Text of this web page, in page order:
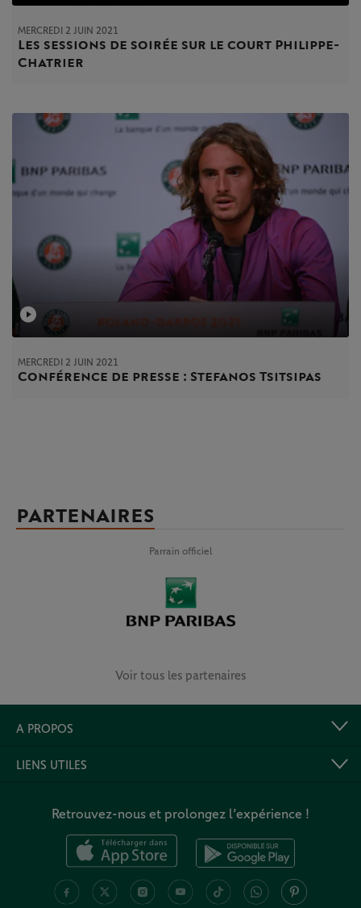
MERCREDI 2 JUIN 2021
Les sessions de soirée sur le court Philippe-
Chatrier
MERCREDI 2 JUIN 2021
Conférence de presse : Stefanos Tsitsipas
PARTENAIRES
Parrain officiel
Voir tous les partenaires
A PROPOS
LIENS UTILES
Retrouvez-nous et prolongez l’expérience !